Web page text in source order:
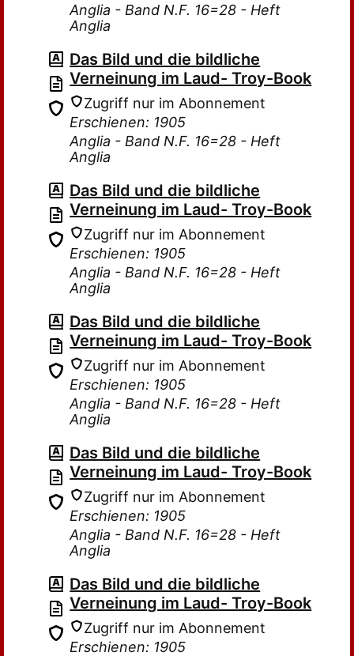
Anglia - Band N.F. 16=28 - Heft
Anglia
Das Bild und die bildliche
Verneinung im Laud- Troy-Book
Zugriff nur im Abonnement
Erschienen: 1905
Anglia - Band N.F. 16=28 - Heft
Anglia
Das Bild und die bildliche
Verneinung im Laud- Troy-Book
Zugriff nur im Abonnement
Erschienen: 1905
Anglia - Band N.F. 16=28 - Heft
Anglia
Das Bild und die bildliche
Verneinung im Laud- Troy-Book
Zugriff nur im Abonnement
Erschienen: 1905
Anglia - Band N.F. 16=28 - Heft
Anglia
Das Bild und die bildliche
Verneinung im Laud- Troy-Book
Zugriff nur im Abonnement
Erschienen: 1905
Anglia - Band N.F. 16=28 - Heft
Anglia
Das Bild und die bildliche
Verneinung im Laud- Troy-Book
Zugriff nur im Abonnement
Erschienen: 1905